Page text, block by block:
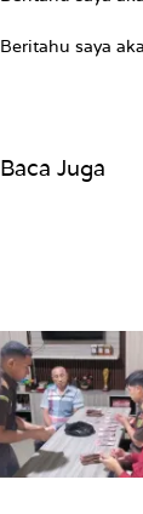
Beritahu saya
Baca Juga